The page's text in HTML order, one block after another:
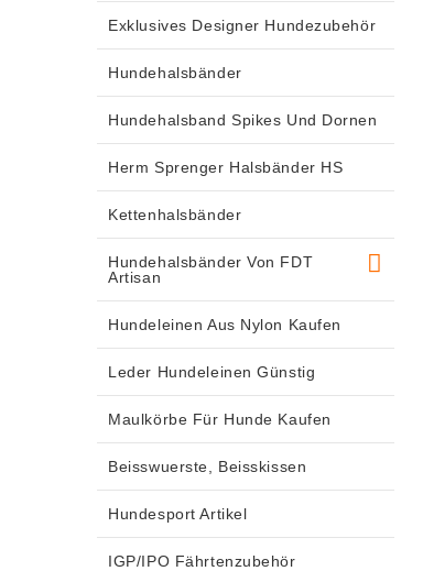
Exklusives Designer Hundezubehör
Hundehalsbänder
Hundehalsband Spikes Und Dornen
Herm Sprenger Halsbänder HS
Kettenhalsbänder
Hundehalsbänder Von FDT
Artisan
Hundeleinen Aus Nylon Kaufen
Leder Hundeleinen Günstig
Maulkörbe Für Hunde Kaufen
Beisswuerste, Beisskissen
Hundesport Artikel
IGP/IPO Fährtenzubehör